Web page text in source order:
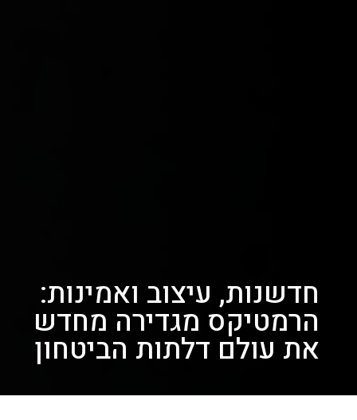
חדשנות, עיצוב ואמינות:
הרמטיקס מגדירה מחדש
את עולם דלתות הביטחון